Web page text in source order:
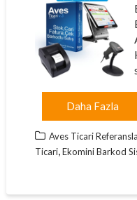
Daha Fazla
Aves Ticari
Ticari,Ekomini Barkod